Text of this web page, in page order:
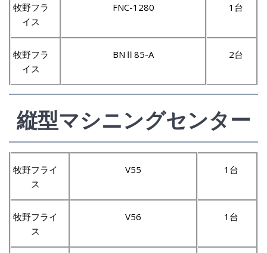
牧野フラ
イス
FNC-1280 1台
牧野フラ
イス
BNⅡ85-A 2台
縦型マシニングセンター
牧野フライ
ス
V55 1台
牧野フライ
ス
V56 1台